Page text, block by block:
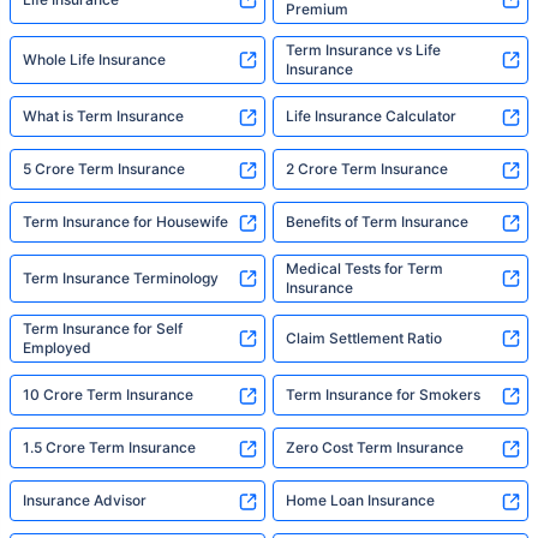
Premium
Whole Life Insurance
Term Insurance vs Life
Insurance
What is Term Insurance Life Insurance Calculator
5 Crore Term Insurance 2 Crore Term Insurance
Term Insurance for Housewife Benefits of Term Insurance
Term Insurance Terminology
Medical Tests for Term
Insurance
Term Insurance for Self
Employed
Claim Settlement Ratio
10 Crore Term Insurance Term Insurance for Smokers
1.5 Crore Term Insurance Zero Cost Term Insurance
Insurance Advisor Home Loan Insurance